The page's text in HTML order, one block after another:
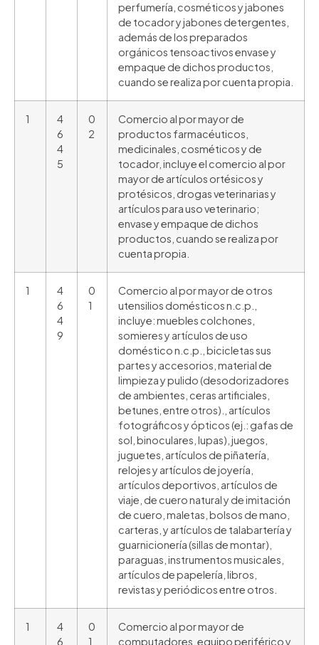
perfumería, cosméticos y jabones
de tocador y jabones detergentes,
además de los preparados
orgánicos tensoactivos envase y
empaque de dichos productos,
cuando se realiza por cuenta propia.
1
4
6
4
5
0
2
Comercio al por mayor de
productos farmacéuticos,
medicinales, cosméticos y de
tocador, incluye el comercio al por
mayor de artículos ortésicos y
protésicos, drogas veterinarias y
artículos para uso veterinario;
envase y empaque de dichos
productos, cuando se realiza por
cuenta propia.
1
4
6
4
9
0
1
Comercio al por mayor de otros
utensilios domésticos n.c.p.,
incluye: muebles colchones,
somieres y artículos de uso
doméstico n.c.p., bicicletas sus
partes y accesorios, material de
limpieza y pulido (desodorizadores
de ambientes, ceras artificiales,
betunes, entre otros)., artículos
fotográficos y ópticos (ej.: gafas de
sol, binoculares, lupas), juegos,
juguetes, artículos de piñatería,
relojes y artículos de joyería,
artículos deportivos, artículos de
viaje, de cuero natural y de imitación
de cuero, maletas, bolsos de mano,
carteras, y artículos de talabartería y
guarnicionería (sillas de montar),
paraguas, instrumentos musicales,
artículos de papelería, libros,
revistas y periódicos entre otros.
1
4
6
0
1
Comercio al por mayor de
computadores, equipo periférico y